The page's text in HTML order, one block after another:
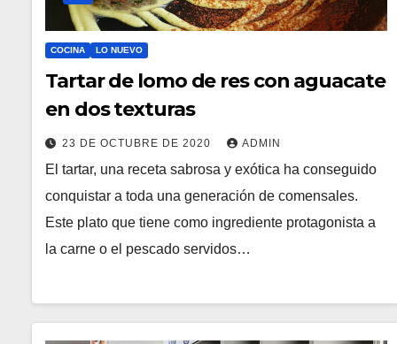
COCINA LO NUEVO
Tartar de lomo de res con aguacate
en dos texturas
23 DE OCTUBRE DE 2020 ADMIN
El tartar, una receta sabrosa y exótica ha conseguido
conquistar a toda una generación de comensales.
Este plato que tiene como ingrediente protagonista a
la carne o el pescado servidos…